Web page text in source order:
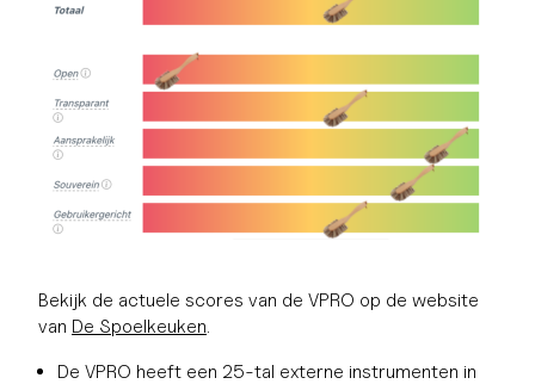
Bekijk de actuele scores van de VPRO op de website
van De Spoelkeuken.
De VPRO heeft een 25-tal externe instrumenten in